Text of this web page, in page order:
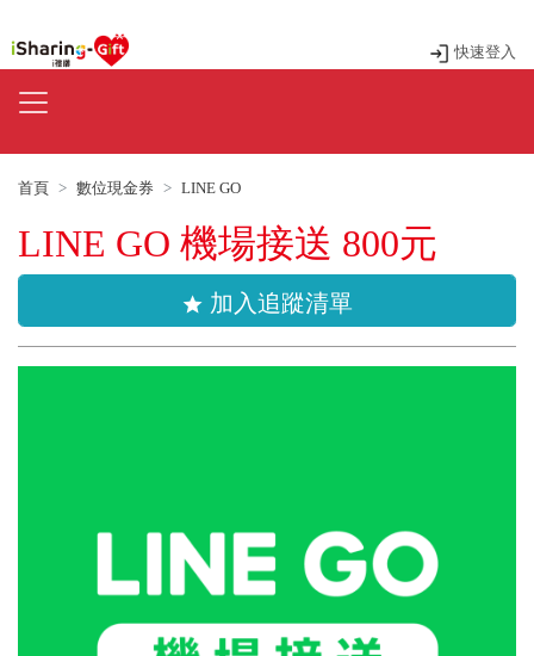
快速登入
首頁 數位現金券 LINE GO
LINE GO 機場接送 800元
star 加入追蹤清單